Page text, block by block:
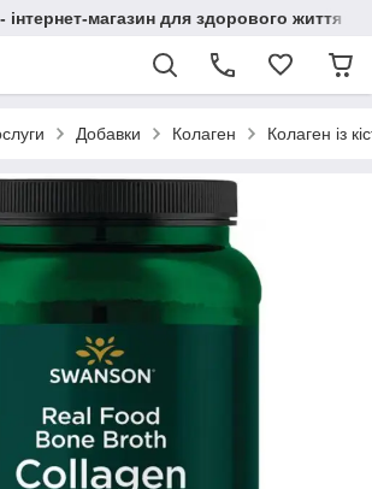
магазин для здорового життя
Добавки Колаген Колаген із